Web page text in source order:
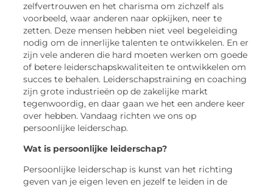
zelfvertrouwen en het charisma om zichzelf als
voorbeeld, waar anderen naar opkijken, neer te
zetten. Deze mensen hebben niet veel begeleiding
nodig om de innerlijke talenten te ontwikkelen. En er
zijn vele anderen die hard moeten werken om goede
of betere leiderschapskwaliteiten te ontwikkelen om
succes te behalen. Leiderschapstraining en coaching
zijn grote industrieën op de zakelijke markt
tegenwoordig, en daar gaan we het een andere keer
over hebben. Vandaag richten we ons op
persoonlijke leiderschap.
Wat is persoonlijke leiderschap?
Persoonlijke leiderschap is kunst van het richting
geven van je eigen leven en jezelf te leiden in de